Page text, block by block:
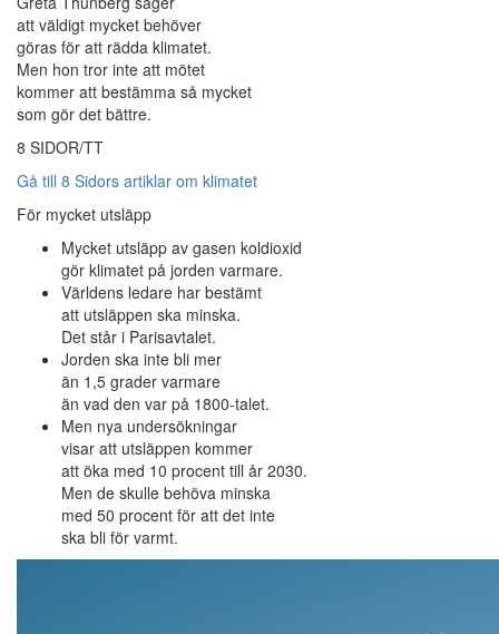
att väldigt mycket behöver
göras för att rädda klimatet.
Men hon tror inte att mötet
kommer att bestämma så mycket
som gör det bättre.
8 SIDOR/TT
Gå till 8 Sidors artiklar om klimatet
För mycket utsläpp
Mycket utsläpp av gasen koldioxid
gör klimatet på jorden varmare.
Världens ledare har bestämt
att utsläppen ska minska.
Det står i Parisavtalet.
Jorden ska inte bli mer
än 1,5 grader varmare
än vad den var på 1800-talet.
Men nya undersökningar
visar att utsläppen kommer
att öka med 10 procent till år 2030.
Men de skulle behöva minska
med 50 procent för att det inte
ska bli för varmt.